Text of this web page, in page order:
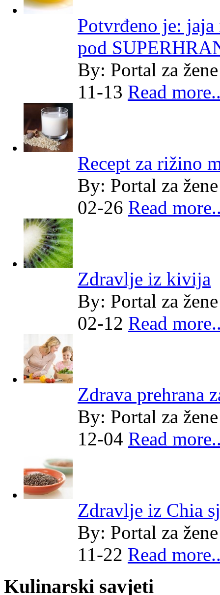
Potvrđeno je: jaja
pod
By: Portal za žene
11-13 Read
Recept za rižino
By: Portal za žene
02-26 Read
Zdravlje iz kivija
By: Portal za žene
02-12 Read
Zdrava prehrana
By: Portal za žene
12-04 Read
Zdravlje iz Chia
By: Portal za žene
11-22 Read
Kulinarski savjeti